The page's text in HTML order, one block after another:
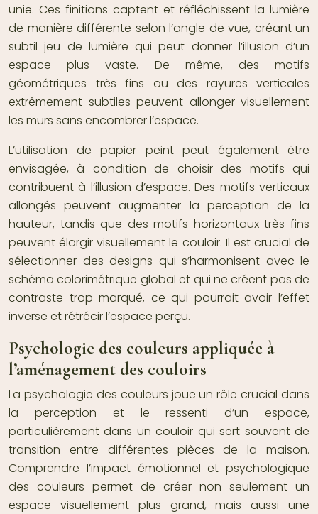
unie. Ces finitions captent et réfléchissent la lumière
de manière différente selon l’angle de vue, créant un
subtil jeu de lumière qui peut donner l’illusion d’un
espace plus vaste. De même, des motifs
géométriques très fins ou des rayures verticales
extrêmement subtiles peuvent allonger visuellement
les murs sans encombrer l’espace.
L’utilisation de papier peint peut également être
envisagée, à condition de choisir des motifs qui
contribuent à l’illusion d’espace. Des motifs verticaux
allongés peuvent augmenter la perception de la
hauteur, tandis que des motifs horizontaux très fins
peuvent élargir visuellement le couloir. Il est crucial de
sélectionner des designs qui s’harmonisent avec le
schéma colorimétrique global et qui ne créent pas de
contraste trop marqué, ce qui pourrait avoir l’effet
inverse et rétrécir l’espace perçu.
Psychologie des couleurs appliquée à
l’aménagement des couloirs
La psychologie des couleurs joue un rôle crucial dans
la perception et le ressenti d’un espace,
particulièrement dans un couloir qui sert souvent de
transition entre différentes pièces de la maison.
Comprendre l’impact émotionnel et psychologique
des couleurs permet de créer non seulement un
espace visuellement plus grand, mais aussi une